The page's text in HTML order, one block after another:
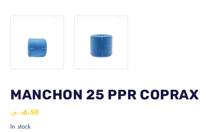
MANCHON 25 PPR COPRAX
6.50د.م.
In stock